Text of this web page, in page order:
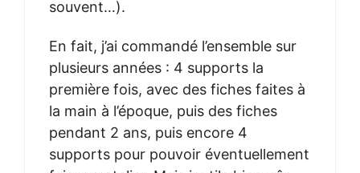
souvent…).
En fait, j’ai commandé l’ensemble sur
plusieurs années : 4 supports la
première fois, avec des fiches faites à
la main à l’époque, puis des fiches
pendant 2 ans, puis encore 4
supports pour pouvoir éventuellement